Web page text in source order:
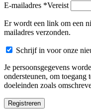
E-mailadres *Vereist
Er wordt een link om een
mailadres verzonden.
Schrijf in voor onze
Je persoonsgegevens
ondersteunen, om toegang
doeleinden zoals
Registreren